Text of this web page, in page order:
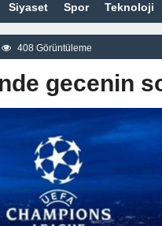
Nelerdir?
Bayan Sitesi
Siyaset Spor Teknoloji
408 Görüntüleme
gecenin